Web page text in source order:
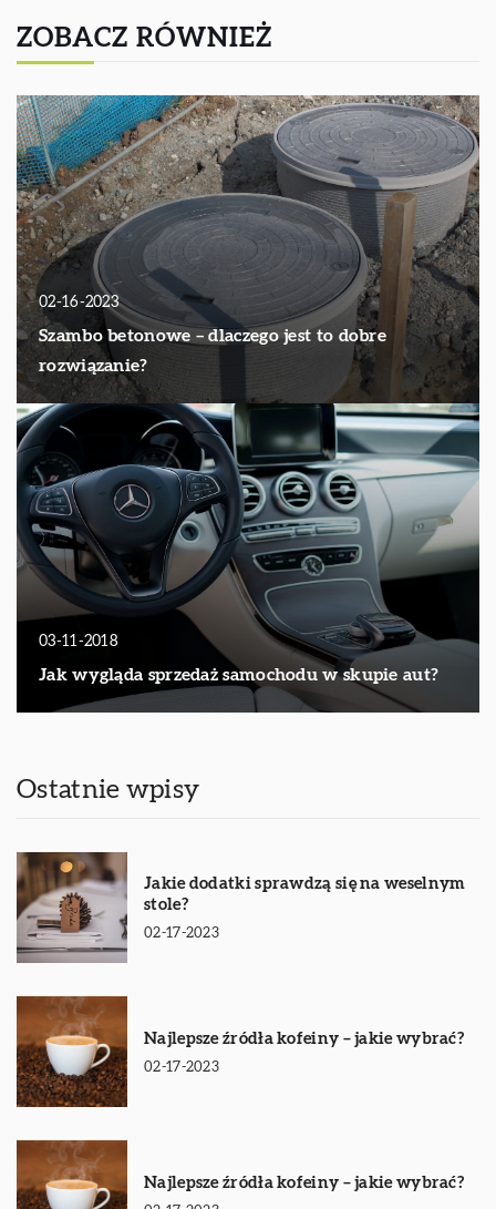
ZOBACZ RÓWNIEŻ
02-16-2023
Szambo betonowe – dlaczego jest to dobre
rozwiązanie?
03-11-2018
Jak wygląda sprzedaż samochodu w skupie aut?
Ostatnie wpisy
Jakie dodatki sprawdzą się na weselnym
stole?
02-17-2023
Najlepsze źródła kofeiny – jakie wybrać?
02-17-2023
Najlepsze źródła kofeiny – jakie wybrać?